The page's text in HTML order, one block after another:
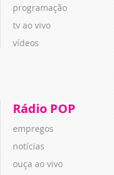
programação
tv ao vivo
vídeos
Rádio POP
empregos
notícias
ouça ao vivo